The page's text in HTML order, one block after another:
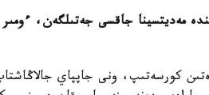
مەديتسينا جاقسى جەتىلگەن،
كورسەتىپ، ونى جاپپاي